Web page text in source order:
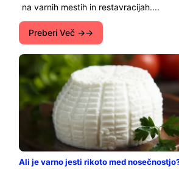
na varnih mestih in restavracijah....
Preberi Več →
Ali je varno jesti rikoto med